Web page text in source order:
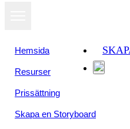
Hemsida
Resurser
Prissättning
Skapa en Storyboard
Visa som
bildspel